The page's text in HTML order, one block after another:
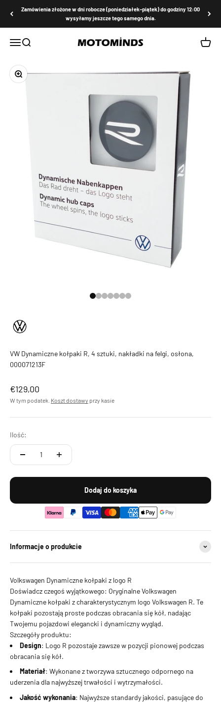
Zamówienia złożone w dni robocze (poniedziałek–piątek) do godziny 12:00
wysyłamy jeszcze tego samego dnia.
MenuSzukaj MOTOMINDS Koszyk
Przybliż
Przejdź do 1
Przejdź do 2
Przejdź do 3
Przejdź do 4
Przejdź do 5
Przejdź do 6
Przejdź do 7
VW Dynamiczne kołpaki R, 4 sztuki, nakładki na felgi, osłona,
000071213F
Cena promocyjna
€129,00
W tym podatek. Koszt dostawy przy kasie
Ilość:
Dodaj do koszyka
Informacje o produkcie
Volkswagen Dynamiczne kołpaki z logo R
Doświadcz czegoś wyjątkowego: Oryginalne Volkswagen
Dynamiczne kołpaki z charakterystycznym logo Volkswagen R. Te
kołpaki pozostają proste podczas obracania się kół, nadając
Twojemu pojazdowi elegancki i dynamiczny wygląd.
Szczegóły produktu:
Design: Logo R pozostaje zawsze w pozycji pionowej podczas
obracania się kół.
Materiał: Wykonane z tworzywa sztucznego odpornego na
uderzenia dla najwyższej trwałości i wytrzymałości.
Jakość wykonania: Najwyższe standardy jakości, pasujące do